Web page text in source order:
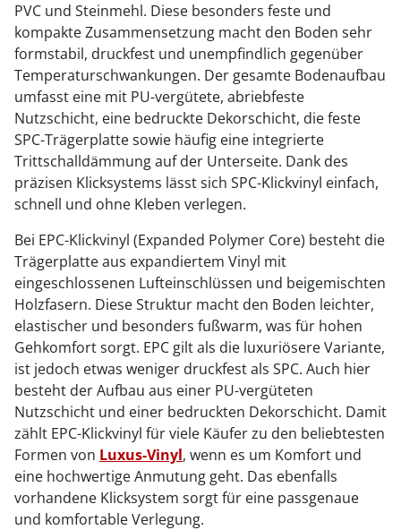
PVC und Steinmehl. Diese besonders feste und
kompakte Zusammensetzung macht den Boden sehr
formstabil, druckfest und unempfindlich gegenüber
Temperaturschwankungen. Der gesamte Bodenaufbau
umfasst eine mit PU-vergütete, abriebfeste
Nutzschicht, eine bedruckte Dekorschicht, die feste
SPC-Trägerplatte sowie häufig eine integrierte
Trittschalldämmung auf der Unterseite. Dank des
präzisen Klicksystems lässt sich SPC-Klickvinyl einfach,
schnell und ohne Kleben verlegen.
Bei EPC-Klickvinyl (Expanded Polymer Core) besteht die
Trägerplatte aus expandiertem Vinyl mit
eingeschlossenen Lufteinschlüssen und beigemischten
Holzfasern. Diese Struktur macht den Boden leichter,
elastischer und besonders fußwarm, was für hohen
Gehkomfort sorgt. EPC gilt als die luxuriösere Variante,
ist jedoch etwas weniger druckfest als SPC. Auch hier
besteht der Aufbau aus einer PU-vergüteten
Nutzschicht und einer bedruckten Dekorschicht. Damit
zählt EPC-Klickvinyl für viele Käufer zu den beliebtesten
Formen von Luxus-Vinyl, wenn es um Komfort und
eine hochwertige Anmutung geht. Das ebenfalls
vorhandene Klicksystem sorgt für eine passgenaue
und komfortable Verlegung.